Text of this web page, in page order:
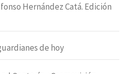
Hernández Catá. Edición
de hoy